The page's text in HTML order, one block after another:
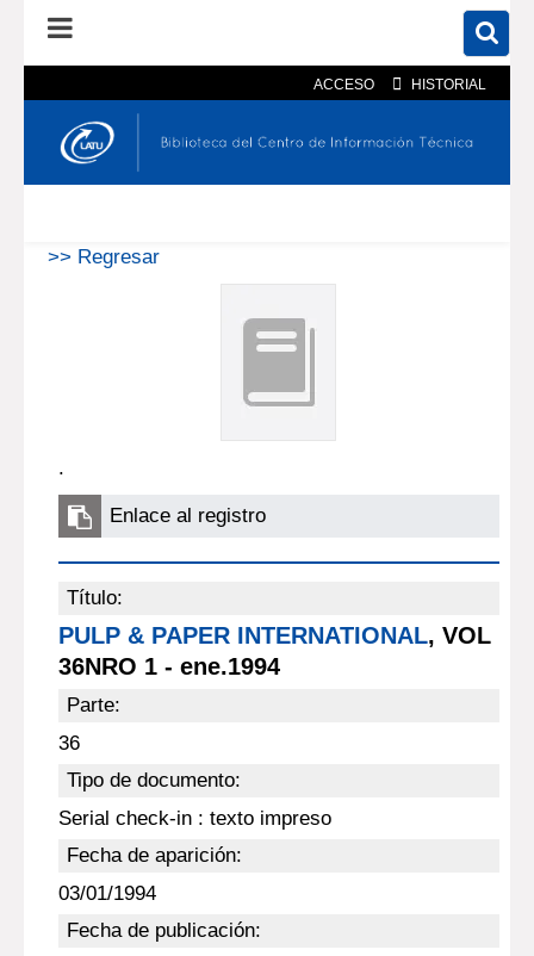
ACCESO HISTORIAL
En el catálogo En el sitio
>> Regresar
.
Enlace al registro
Título:
PULP & PAPER INTERNATIONAL, VOL
36NRO 1 - ene.1994
Parte:
36
Tipo de documento:
Serial check-in : texto impreso
Fecha de aparición:
03/01/1994
Fecha de publicación: